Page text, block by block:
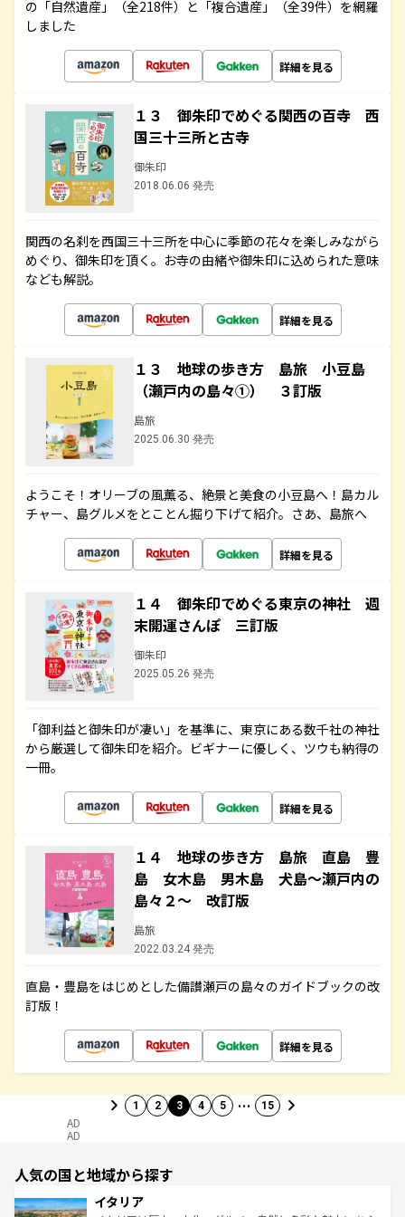
の「自然遺産」（全218件）と「複合遺産」（全39件）を網羅
しました
詳細を見る
１３ 御朱印でめぐる関西の百寺 西
国三十三所と古寺
御朱印
2018.06.06 発売
関西の名刹を西国三十三所を中心に季節の花々を楽しみながら
めぐり、御朱印を頂く。お寺の由緒や御朱印に込められた意味
なども解説。
詳細を見る
１３ 地球の歩き方 島旅 小豆島
（瀬戸内の島々①） ３訂版
島旅
2025.06.30 発売
ようこそ！オリーブの風薫る、絶景と美食の小豆島へ！島カル
チャー、島グルメをとことん掘り下げて紹介。さあ、島旅へ
詳細を見る
１４ 御朱印でめぐる東京の神社 週
末開運さんぽ 三訂版
御朱印
2025.05.26 発売
「御利益と御朱印が凄い」を基準に、東京にある数千社の神社
から厳選して御朱印を紹介。ビギナーに優しく、ツウも納得の
一冊。
詳細を見る
１４ 地球の歩き方 島旅 直島 豊
島 女木島 男木島 犬島～瀬戸内の
島々２～ 改訂版
島旅
2022.03.24 発売
直島・豊島をはじめとした備讃瀬戸の島々のガイドブックの改
訂版！
詳細を見る
1 2 3 4 5 … 15
AD
AD
人気の国と地域から探す
イタリア